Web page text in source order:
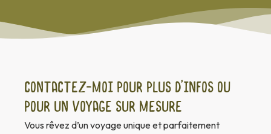
Contactez-moi pour plus d’infos ou
pour un voyage sur mesure
Vous rêvez d’un voyage unique et parfaitement